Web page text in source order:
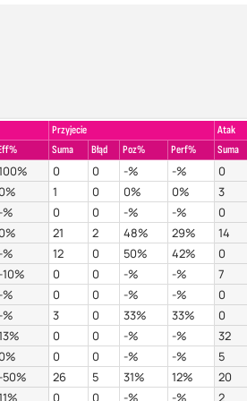
Przyjecie
Atak
Suma Błąd Poz% Perf% Suma
0 0 -% -%
0
0% 1 0 0% 0%
3
-% 0 0 -% -%
0
0% 21 2 48% 29%
14
-% 12 0 50% 42%
0
-10% 0 0 -% -%
7
-% 0 0 -% -%
0
-% 3 0 33% 33%
0
0 0 -% -%
32
0% 0 0 -% -%
5
-50% 26 5 31% 12%
20
0 0 -% -% 2